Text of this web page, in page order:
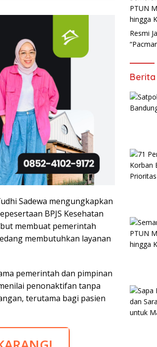
Sadewa mengungkapkan
BPJS Kesehatan
membuat pemerintah
membutuhkan layanan
pemerintah dan pimpinan
penonaktifan tanpa
terutama bagi pasien
PTUN
hingga
Resmi